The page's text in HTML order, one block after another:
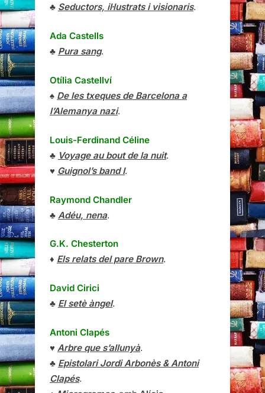
♣ Seductors, il·lustrats i visionaris.
Ada Castells
♣ Pura sang.
Otília Castellví
♠ De les txeques de Barcelona a
l’Alemanya nazi.
Louis-Ferdinand Céline
♣ Voyage au bout de la nuit.
♥ Guignol’s band I.
Raymond Chandler
♣ Adéu, nena.
G.K. Chesterton
♦ Els relats del pare Brown.
David Cirici
♣ El setè àngel.
Antoni Clapés
♥ Arbre que s’allunyà.
♣ Epistolari Jordi Arbonès & Antoni
Clapés.